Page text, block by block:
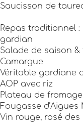
Saucisson de
Repas traditionnel
gardian
Salade de saison
Camargue
Véritable gardiane
AOP avec riz
Plateau de
Fougasse d’Aigues
Vin rouge, rosé des